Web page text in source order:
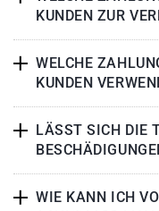
KUNDEN ZUR
WELCHE
KUNDEN
LÄSST SICH DIE
WIE KANN ICH